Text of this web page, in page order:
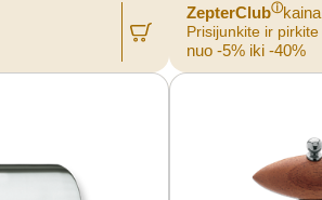
ZepterClubⓘkaina
Prisijunkite ir pirkite
nuo -5% iki -40%